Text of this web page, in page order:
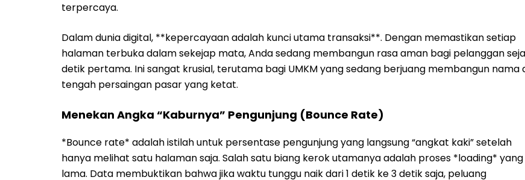
Foto olehrupixendi Pixabay
proses *checkout* atau pengisian formulir terganggu karena *loading* yang berat, muncul rasa
frustrasi yang membuat mereka membatalkan niat belanja. Website yang optimal memastikan
perjalanan belanja pelanggan terasa mulus tanpa drama teknis.